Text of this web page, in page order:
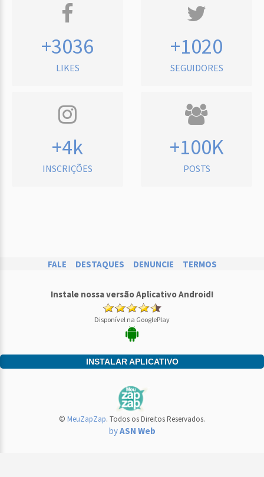
+3036
LIKES
+1020
SEGUIDORES
+4k
INSCRIÇÕES
+100K
POSTS
FALE DESTAQUES DENUNCIE TERMOS
Instale nossa versão Aplicativo Android!
Disponível na GooglePlay
INSTALAR APLICATIVO
© MeuZapZap. Todos os Direitos Reservados.
byASN Web